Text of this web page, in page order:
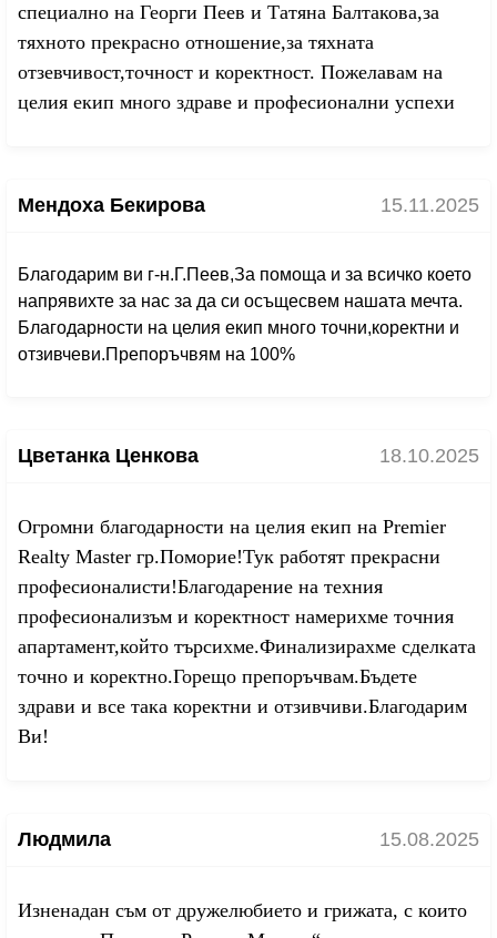
специално на Георги Пеев и Татяна Балтакова,за
тяхното прекрасно отношение,за тяхната
отзевчивост,точност и коректност. Пожелавам на
целия екип много здраве и професионални успехи
Мендоха Бекирова 15.11.2025
Благодарим ви г-н.Г.Пеев,За помоща и за всичко което
напрявихте за нас за да си осъщесвем нашата мечта.
Благодарности на целия екип много точни,коректни и
отзивчеви.Препоръчвям на 100%
Цветанка Ценкова 18.10.2025
Огромни благодарности на целия екип на Premier
Realty Master гр.Поморие!Тук работят прекрасни
професионалисти!Благодарение на техния
професионализъм и коректност намерихме точния
апартамент,който търсихме.Финализирахме сделката
точно и коректно.Горещо препоръчвам.Бъдете
здрави и все така коректни и отзивчиви.Благодарим
Ви!
Людмила 15.08.2025
Изненадан съм от дружелюбието и грижата, с които